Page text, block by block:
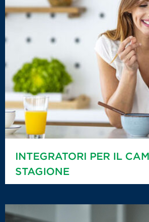
INTEGRATORI PER IL
STAGIONE